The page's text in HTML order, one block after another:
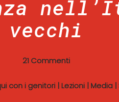
vecchi
21 Commenti
con i genitori | Lezioni | Media |